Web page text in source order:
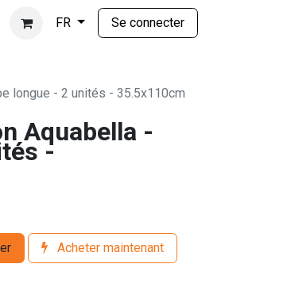
FR Se connecter
longue - 2 unités - 35.5x110cm
Aquabella -
-
Acheter maintenant